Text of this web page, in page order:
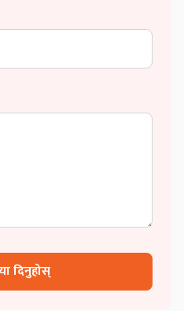
दिनुहोस्